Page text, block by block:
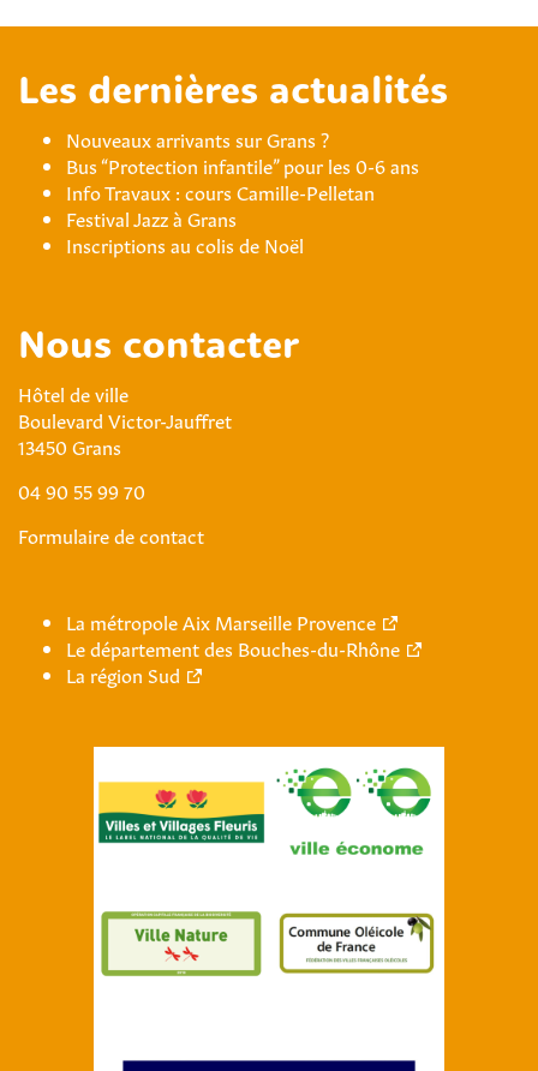
Les dernières actualités
Nouveaux arrivants sur Grans ?
Bus “Protection infantile” pour les 0-6 ans
Info Travaux : cours Camille-Pelletan
Festival Jazz à Grans
Inscriptions au colis de Noël
Nous contacter
Hôtel de ville
Boulevard Victor-Jauffret
13450 Grans
04 90 55 99 70
Formulaire de contact
La métropole Aix Marseille Provence
Le département des Bouches-du-Rhône
La région Sud